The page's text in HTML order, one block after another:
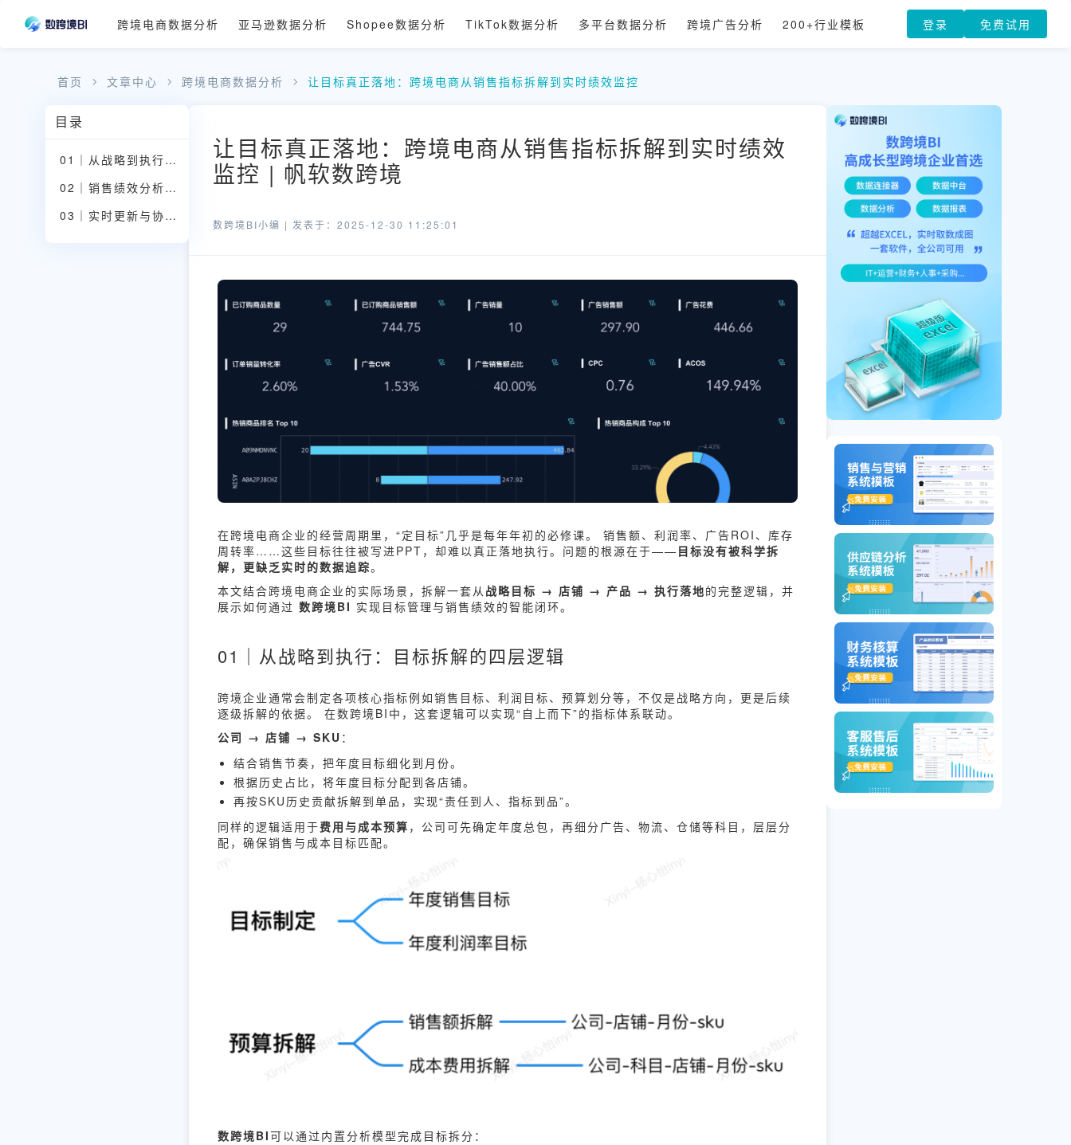
跨境电商数据分析 亚马逊数据分析 Shopee数据分析 TikTok数据分析 多平台数据分析 跨境广告分析 200+行业模板 登录 免费试用
首页 文章中心 跨境电商数据分析 让目标真正落地：跨境电商从销售指标拆解到实时绩效监控
目录
01｜从战略到执行：目标拆解的四层逻辑
02｜销售绩效分析：实时掌握执行进度
03｜实时更新与协同复盘
让目标真正落地：跨境电商从销售指标拆解到实时绩效
监控 | 帆软数跨境
数跨境BI小编 | 发表于：2025-12-30 11:25:01
在跨境电商企业的经营周期里，“定目标”几乎是每年年初的必修课。 销售额、利润率、广告ROI、库存
周转率……这些目标往往被写进PPT，却难以真正落地执行。问题的根源在于—— 目标没有被科学拆
解，更缺乏实时的数据追踪。
本文结合跨境电商企业的实际场景，拆解一套从 战略目标 → 店铺 → 产品 → 执行落地的完整逻辑，并
展示如何通过 数跨境BI 实现目标管理与销售绩效的智能闭环。
01｜从战略到执行：目标拆解的四层逻辑
跨境企业通常会制定各项核心指标例如销售目标、利润目标、预算划分等，不仅是战略方向，更是后续
逐级拆解的依据。 在数跨境BI中，这套逻辑可以实现“自上而下”的指标体系联动。
公司 → 店铺 → SKU ：
结合销售节奏，把年度目标细化到月份。
根据历史占比，将年度目标分配到各店铺。
再按SKU历史贡献拆解到单品，实现“责任到人、指标到品”。
同样的逻辑适用于费用与成本预算 ，公司可先确定年度总包，再细分广告、物流、仓储等科目，层层分
配，确保销售与成本目标匹配。
数跨境BI可以通过内置分析模型完成目标拆分：